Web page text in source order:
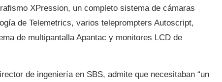
XPression, un completo sistema de cámaras
de Telemetrics, varios teleprompters Autoscript,
de multipantalla Apantac y monitores LCD de
de ingeniería en SBS, admite que necesitaban “un